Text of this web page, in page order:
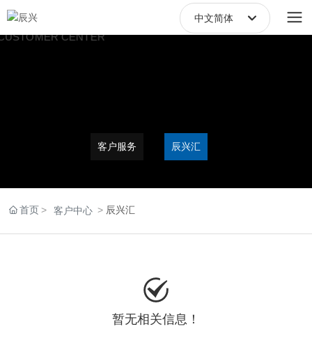
中文简体
客户服务 辰兴汇
首页 客户中心 辰兴汇
暂无相关信息！